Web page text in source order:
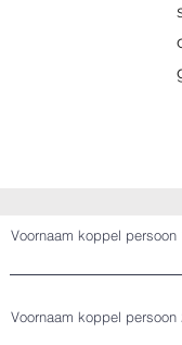
Voornaam koppel persoon
Voornaam koppel persoon